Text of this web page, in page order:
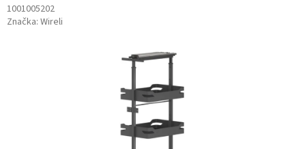
1001005202
Značka: Wireli